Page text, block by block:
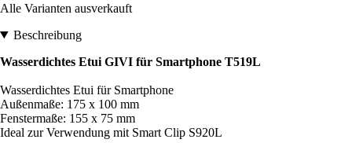
Alle Varianten ausverkauft
Beschreibung
Wasserdichtes Etui GIVI für Smartphone T519L
Wasserdichtes Etui für Smartphone
Außenmaße: 175 x 100 mm
Fenstermaße: 155 x 75 mm
Ideal zur Verwendung mit Smart Clip S920L